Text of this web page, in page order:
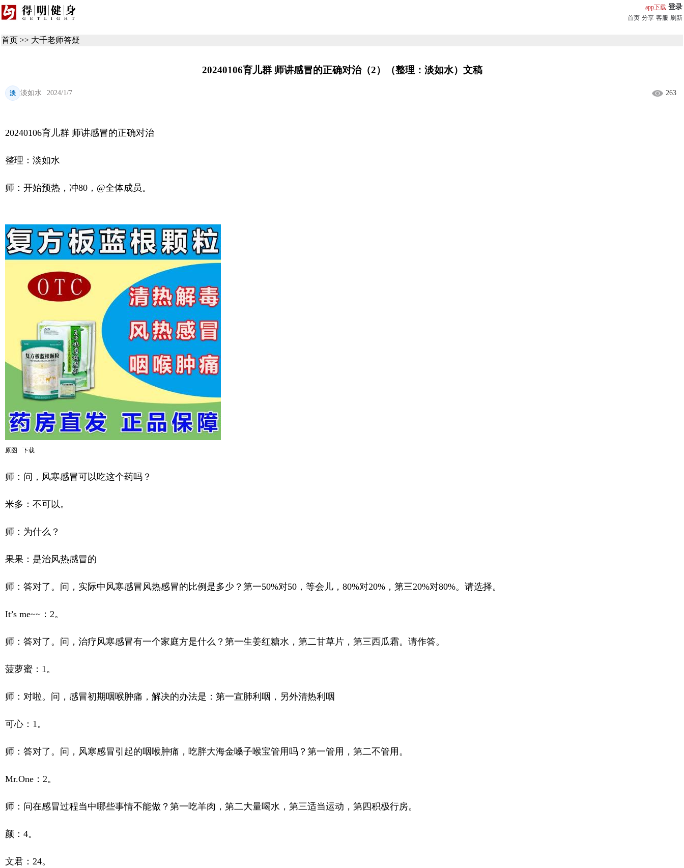
app下载 登录
首页 分享 客服 刷新
首页 >> 大千老师答疑
20240106育儿群 师讲感冒的正确对治（2）（整理：淡如水）文稿
淡 淡如水 2024/1/7 263
20240106育儿群 师讲感冒的正确对治
整理：淡如水
师：开始预热，冲80，@全体成员。
原图 下载
师：问，风寒感冒可以吃这个药吗？
米多：不可以。
师：为什么？
果果：是治风热感冒的
师：答对了。问，实际中风寒感冒风热感冒的比例是多少？第一50%对50，等会儿，80%对20%，第三20%对80%。请选择。
It’s me~~：2。
师：答对了。问，治疗风寒感冒有一个家庭方是什么？第一生姜红糖水，第二甘草片，第三西瓜霜。请作答。
菠萝蜜：1。
师：对啦。问，感冒初期咽喉肿痛，解决的办法是：第一宣肺利咽，另外清热利咽
可心：1。
师：答对了。问，风寒感冒引起的咽喉肿痛，吃胖大海金嗓子喉宝管用吗？第一管用，第二不管用。
Mr.One：2。
师：问在感冒过程当中哪些事情不能做？第一吃羊肉，第二大量喝水，第三适当运动，第四积极行房。
颜：4。
文君：24。